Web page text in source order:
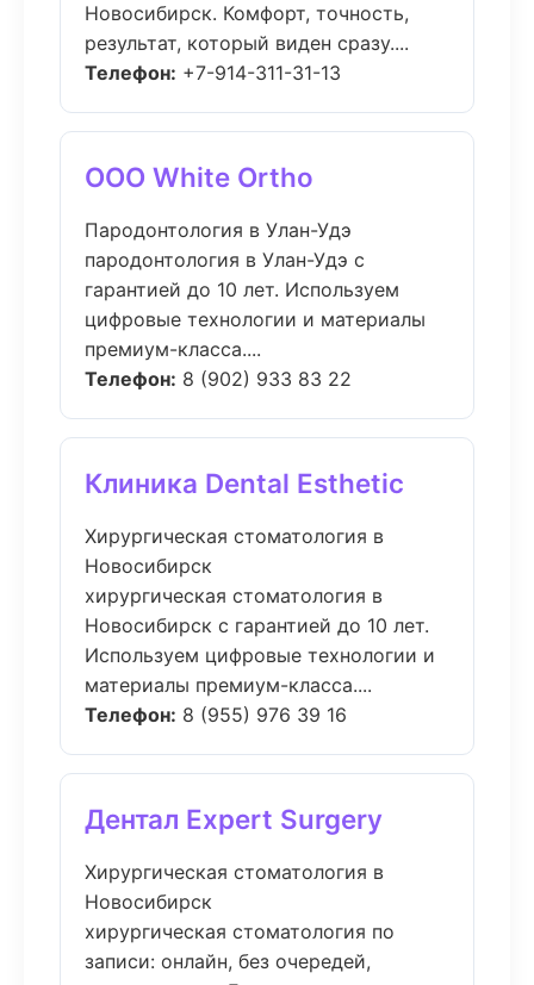
Новосибирск. Комфорт, точность,
результат, который виден сразу....
Телефон: +7-914-311-31-13
ООО White Ortho
Пародонтология в Улан-Удэ
пародонтология в Улан-Удэ с
гарантией до 10 лет. Используем
цифровые технологии и материалы
премиум-класса....
Телефон: 8 (902) 933 83 22
Клиника Dental Esthetic
Хирургическая стоматология в
Новосибирск
хирургическая стоматология в
Новосибирск с гарантией до 10 лет.
Используем цифровые технологии и
материалы премиум-класса....
Телефон: 8 (955) 976 39 16
Дентал Expert Surgery
Хирургическая стоматология в
Новосибирск
хирургическая стоматология по
записи: онлайн, без очередей,